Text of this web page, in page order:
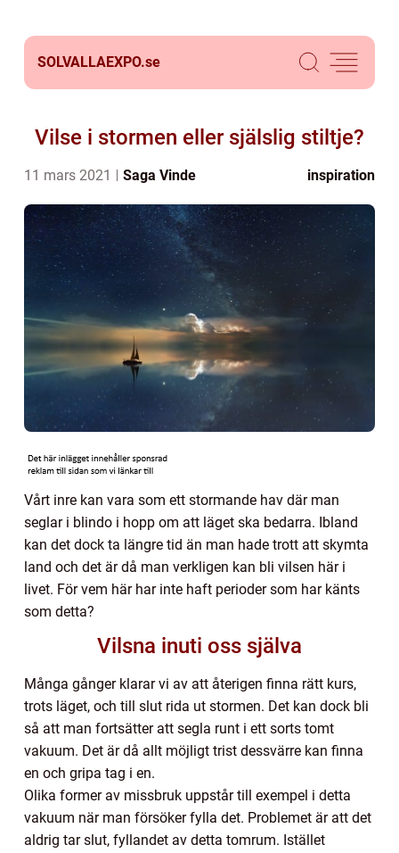
SOLVALLAEXPO.se
Vilse i stormen eller själslig stiltje?
11 mars 2021 Saga Vinde inspiration
Vårt inre kan vara som ett stormande hav där man
seglar i blindo i hopp om att läget ska bedarra. Ibland
kan det dock ta längre tid än man hade trott att skymta
land och det är då man verkligen kan bli vilsen här i
livet. För vem här har inte haft perioder som har känts
som detta?
Vilsna inuti oss själva
Många gånger klarar vi av att återigen finna rätt kurs,
trots läget, och till slut rida ut stormen. Det kan dock bli
så att man fortsätter att segla runt i ett sorts tomt
vakuum. Det är då allt möjligt trist dessvärre kan finna
en och gripa tag i en.
Olika former av missbruk uppstår till exempel i detta
vakuum när man försöker fylla det. Problemet är att det
aldrig tar slut, fyllandet av detta tomrum. Istället